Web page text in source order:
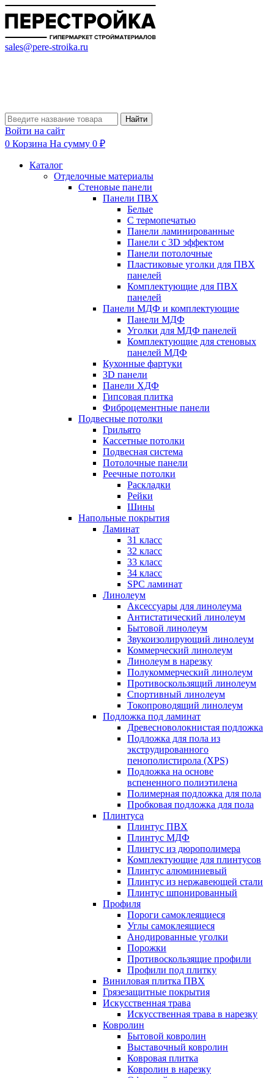
sales@pere-stroika.ru
Найти
Войти на сайт
0 Корзина На сумму 0 ₽
Каталог
Отделочные материалы
Стеновые панели
Панели ПВХ
Белые
С термопечатью
Панели ламинированные
Панели с 3D эффектом
Панели потолочные
Пластиковые уголки для ПВХ
панелей
Комплектующие для ПВХ
панелей
Панели МДФ и комплектующие
Панели МДФ
Уголки для МДФ панелей
Комплектующие для стеновых
панелей МДФ
Кухонные фартуки
3D панели
Панели ХДФ
Гипсовая плитка
Фиброцементные панели
Подвесные потолки
Грильято
Кассетные потолки
Подвесная система
Потолочные панели
Реечные потолки
Раскладки
Рейки
Шины
Напольные покрытия
Ламинат
31 класс
32 класс
33 класс
34 класс
SPC ламинат
Линолеум
Аксессуары для линолеума
Антистатический линолеум
Бытовой линолеум
Звукоизолирующий линолеум
Коммерческий линолеум
Линолеум в нарезку
Полукоммерческий линолеум
Противоскользящий линолеум
Спортивный линолеум
Токопроводящий линолеум
Подложка под ламинат
Древесноволокнистая подложка
Подложка для пола из
экструдированного
пенополистирола (XPS)
Подложка на основе
вспененного полиэтилена
Полимерная подложка для пола
Пробковая подложка для пола
Плинтуса
Плинтус ПВХ
Плинтус МДФ
Плинтус из дюрополимера
Комплектующие для плинтусов
Плинтус алюминиевый
Плинтус из нержавеющей стали
Плинтус шпонированный
Профиля
Пороги самоклеящиеся
Углы самоклеящиеся
Анодированные уголки
Порожки
Противоскользящие профили
Профили под плитку
Виниловая плитка ПВХ
Грязезащитные покрытия
Искусственная трава
Искусственная трава в нарезку
Ковролин
Бытовой ковролин
Выставочный ковролин
Ковровая плитка
Ковролин в нарезку